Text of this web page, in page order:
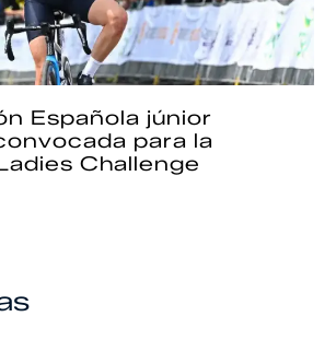
Española júnior
para la
Challenge